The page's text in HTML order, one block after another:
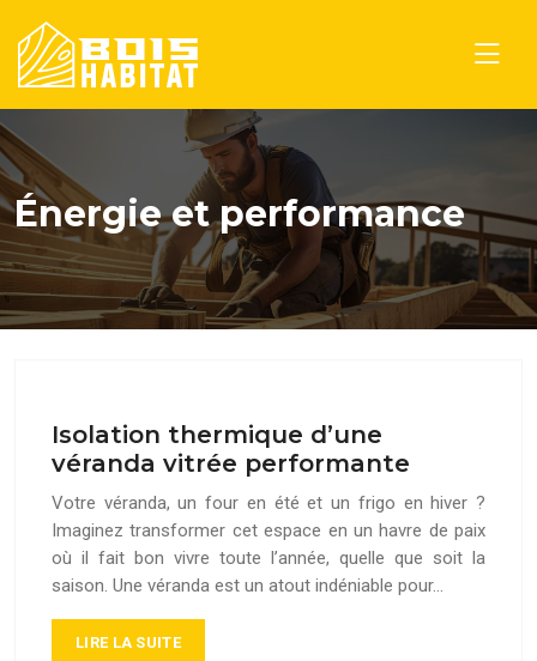
Énergie et performance
Isolation thermique d’une
véranda vitrée performante
Votre véranda, un four en été et un frigo en hiver ?
Imaginez transformer cet espace en un havre de paix
où il fait bon vivre toute l’année, quelle que soit la
saison. Une véranda est un atout indéniable pour…
LIRE LA SUITE